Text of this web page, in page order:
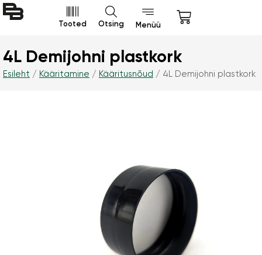
Tooted Otsing Menüü
4L Demijohni plastkork
Esileht / Kääritamine / Kääritusnõud / 4L Demijohni plastkork